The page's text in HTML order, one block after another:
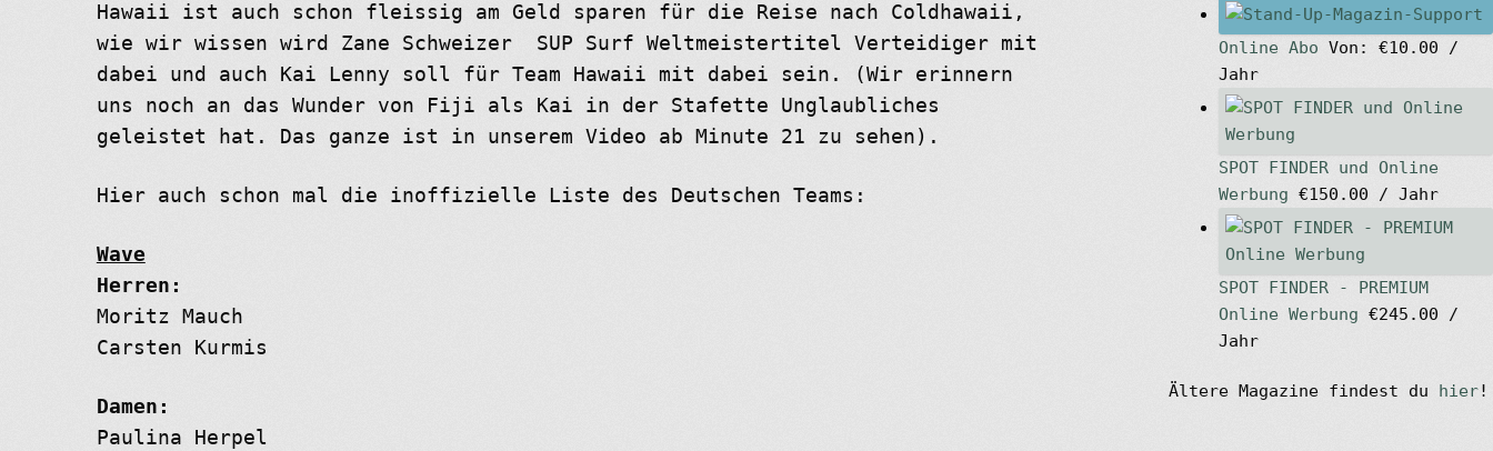
Online Abo Von:€10.00
/
Jahr
SPOT FINDER und Online
Werbung €150.00 / Jahr
SPOT FINDER - PREMIUM
Online Werbung €245.00
/
Jahr
Ältere Magazine findest du hier!
Hawaii ist auch schon fleissig am Geld sparen für die Reise nach Coldhawaii,
wie wir wissen wird Zane Schweizer SUP Surf Weltmeistertitel Verteidiger mit
dabei und auch Kai Lenny soll für Team Hawaii mit dabei sein. (Wir erinnern
uns noch an das Wunder von Fiji als Kai in der Stafette Unglaubliches
geleistet hat. Das ganze ist in unserem Video ab Minute 21 zu sehen).
Hier auch schon mal die inoffizielle Liste des Deutschen Teams:
Wave
Herren:
Moritz Mauch
Carsten Kurmis
Damen:
Paulina Herpel